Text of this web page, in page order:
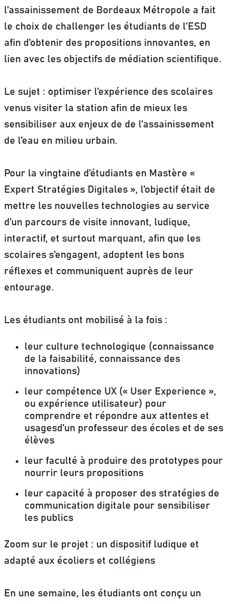
l’assainissement de Bordeaux Métropole a fait
le choix de challenger les étudiants de l’ESD
afin d’obtenir des propositions innovantes, en
lien avec les objectifs de médiation scientifique.
Le sujet : optimiser l’expérience des scolaires
venus visiter la station afin de mieux les
sensibiliser aux enjeux de de l’assainissement
de l’eau en milieu urbain.
Pour la vingtaine d’étudiants en Mastère «
Expert Stratégies Digitales », l’objectif était de
mettre les nouvelles technologies au service
d’un parcours de visite innovant, ludique,
interactif, et surtout marquant, afin que les
scolaires s’engagent, adoptent les bons
réflexes et communiquent auprès de leur
entourage.
Les étudiants ont mobilisé à la fois :
leur culture technologique (connaissance
de la faisabilité, connaissance des
innovations)
leur compétence UX (« User Experience »,
ou expérience utilisateur) pour
comprendre et répondre aux attentes et
usagesd’un professeur des écoles et de ses
élèves
leur faculté à produire des prototypes pour
nourrir leurs propositions
leur capacité à proposer des stratégies de
communication digitale pour sensibiliser
les publics
Zoom sur le projet : un dispositif ludique et
adapté aux écoliers et collégiens
En une semaine, les étudiants ont conçu un